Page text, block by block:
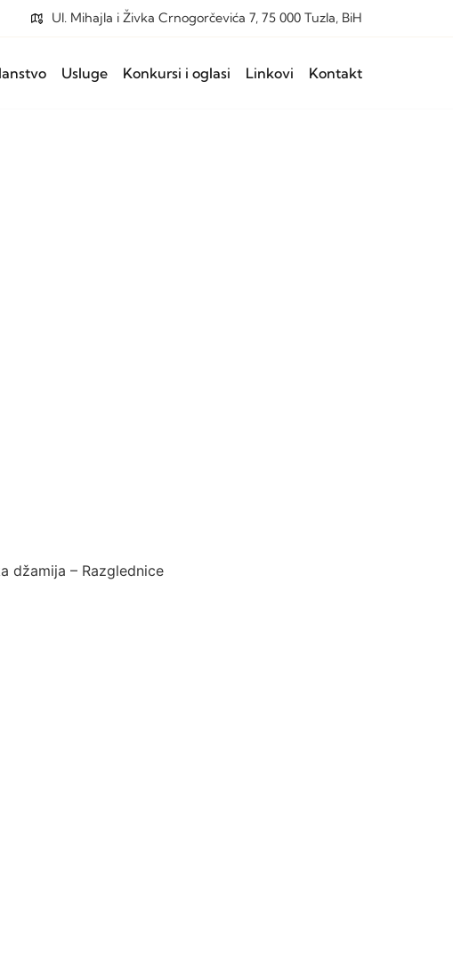
Ul. Mihajla i Živka Crnogorčevića 7, 75 000 Tuzla, BiH
Usluge Konkursi i oglasi Linkovi Kontakt
džamija – Razglednice